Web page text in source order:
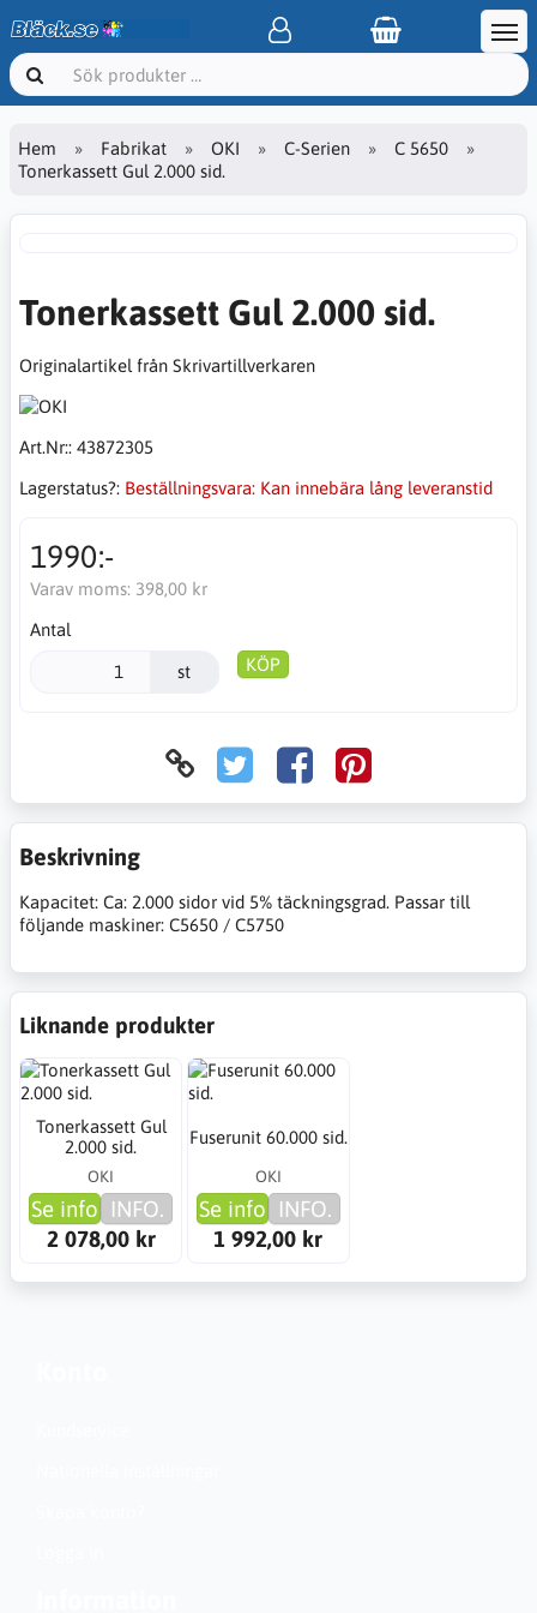
Hem Fabrikat OKI C-Serien
C 5650
Tonerkassett Gul 2.000 sid.
Tonerkassett Gul 2.000 sid.
Originalartikel från Skrivartillverkaren
Art.Nr:: 43872305
Lagerstatus?: Beställningsvara: Kan innebära lång leveranstid
1990:-
Varav moms: 398,00 kr
Antal
st KÖP
Beskrivning
Kapacitet: Ca: 2.000 sidor vid 5% täckningsgrad. Passar till
följande maskiner: C5650 / C5750
Liknande produkter
Tonerkassett Gul
2.000 sid.
OKI
Se info INFO.
2 078,00 kr
Fuserunit 60.000 sid.
OKI
Se info INFO.
1 992,00 kr